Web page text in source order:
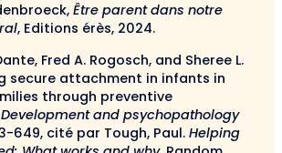
Être parent dans notre
, Editions érès, 2024.
Fred A. Rogosch, and Sheree L.
secure attachment in infants in
through preventive
Development and psychopathology
649, cité par Tough, Paul. Helping